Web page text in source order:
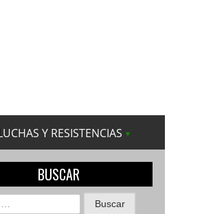
Y RESISTENCIAS
BUSCAR